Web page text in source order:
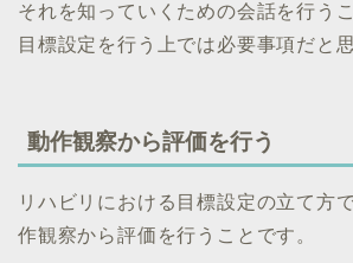
それを知っていくための会話を行う
目標設定を行う上では必要事項だと
動作観察から評価を行う
リハビリにおける目標設定の立て方
作観察から評価を行うことです。